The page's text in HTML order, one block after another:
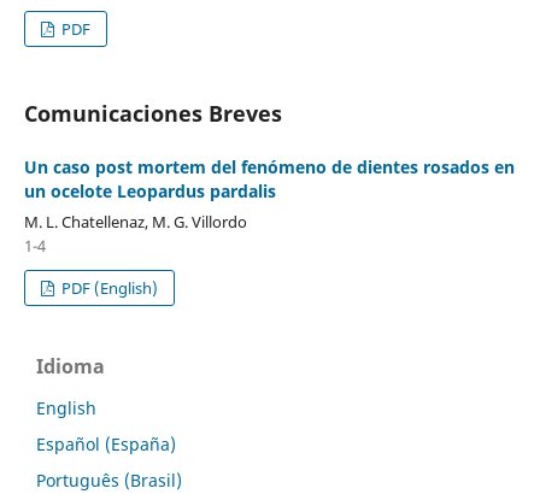
PDF
Comunicaciones Breves
Un caso post mortem del fenómeno de dientes rosados en
un ocelote Leopardus pardalis
M. L. Chatellenaz, M. G. Villordo
1-4
PDF (English)
Idioma
English
Español (España)
Português (Brasil)